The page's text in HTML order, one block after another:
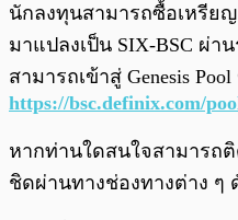
นักลงทุนสามารถซื้อเหรีย
มาแปลงเป็น SIX-BSC ผ่า
สามารถเข้าสู่ Genesis
https://bsc.definix.com/
หากท่านใดสนใจสามารถ
ชิดผ่านทางช่องทางต่าง ๆ